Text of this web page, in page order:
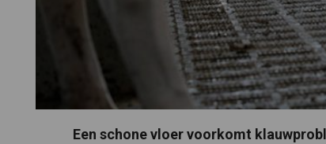
Een schone vloer voorkomt